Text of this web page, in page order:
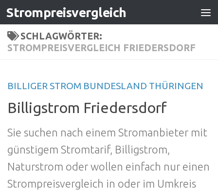
Zum Inhalt springen
Strompreisvergleich
SCHLAGWÖRTER:
STROMPREISVERGLEICH FRIEDERSDORF
BILLIGER STROM BUNDESLAND THÜRINGEN
Billigstrom Friedersdorf
Sie suchen nach einem Stromanbieter mit
günstigem Stromtarif, Billigstrom,
Naturstrom oder wollen einfach nur einen
Strompreisvergleich in oder im Umkreis